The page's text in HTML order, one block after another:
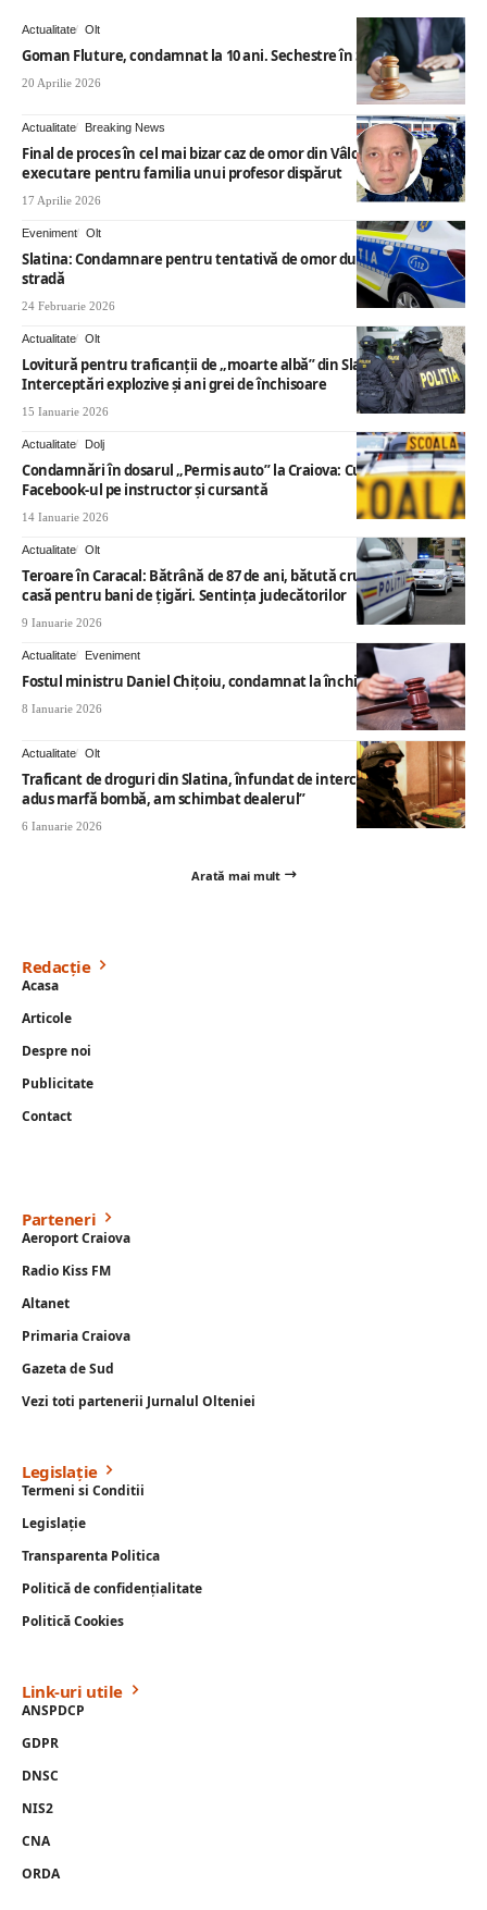
Actualitate Olt
Goman Fluture, condamnat la 10 ani. Sechestre în Slatina
20 Aprilie 2026
Actualitate Breaking News
Final de proces în cel mai bizar caz de omor din Vâlcea: Pedeapsă cu
executare pentru familia unui profesor dispărut
17 Aprilie 2026
Eveniment Olt
Slatina: Condamnare pentru tentativă de omor după lupte de
stradă
24 Februarie 2026
Actualitate Olt
Lovitură pentru traficanții de „moarte albă” din Slatina:
Interceptări explozive și ani grei de închisoare
15 Ianuarie 2026
Actualitate Dolj
Condamnări în dosarul „Permis auto” la Craiova: Cum i-a dat de gol
Facebook-ul pe instructor și cursantă
14 Ianuarie 2026
Actualitate Olt
Teroare în Caracal: Bătrână de 87 de ani, bătută crunt în propria
casă pentru bani de țigări. Sentința judecătorilor
9 Ianuarie 2026
Actualitate Eveniment
Fostul ministru Daniel Chițoiu, condamnat la închisoare
8 Ianuarie 2026
Actualitate Olt
Traficant de droguri din Slatina, înfundat de interceptări: „Ți-am
adus marfă bombă, am schimbat dealerul”
6 Ianuarie 2026
Arată mai mult
Redacție
Acasa
Articole
Despre noi
Publicitate
Contact
Parteneri
Aeroport Craiova
Radio Kiss FM
Altanet
Primaria Craiova
Gazeta de Sud
Vezi toti partenerii Jurnalul Olteniei
Legislație
Termeni si Conditii
Legislație
Transparenta Politica
Politică de confidențialitate
Politică Cookies
Link-uri utile
ANSPDCP
GDPR
DNSC
NIS2
CNA
ORDA